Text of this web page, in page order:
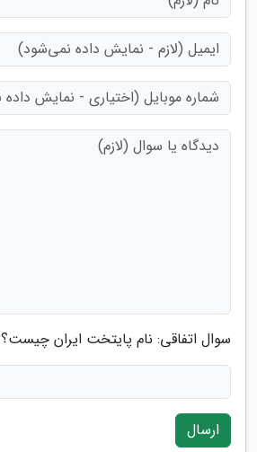
سوال اتفاقی: نام پایتخت ایران چیست؟
ارسال